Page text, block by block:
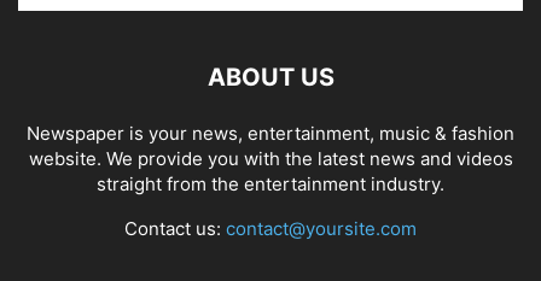
ABOUT US
Newspaper is your news, entertainment, music & fashion
website. We provide you with the latest news and videos
straight from the entertainment industry.
Contact us: contact@yoursite.com